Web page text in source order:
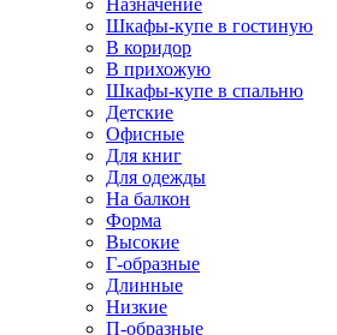
Назначение
Шкафы-купе в гостиную
В коридор
В прихожую
Шкафы-купе в спальню
Детские
Офисные
Для книг
Для одежды
На балкон
Форма
Высокие
Г-образные
Длинные
Низкие
П-образные